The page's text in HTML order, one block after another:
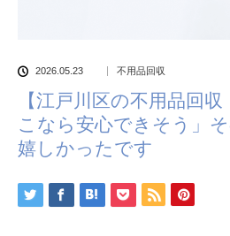
2026.05.23 不用品回収
【江戸川区の不用品回
こなら安心できそう」
嬉しかったです